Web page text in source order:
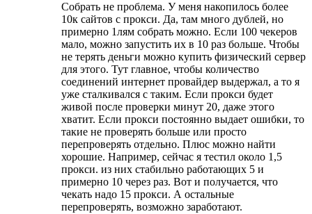
Собрать не проблема. У меня накопилось более
10к сайтов с прокси. Да, там много дублей, но
примерно 1лям собрать можно. Если 100 чекеров
мало, можно запустить их в 10 раз больше. Чтобы
не терять деньги можно купить физический сервер
для этого. Тут главное, чтобы количество
соединений интернет провайдер выдержал, а то я
уже сталкивался с таким. Если прокси будет
живой после проверки минут 20, даже этого
хватит. Если прокси постоянно выдает ошибки, то
такие не проверять больше или просто
перепроверять отдельно. Плюс можно найти
хорошие. Например, сейчас я тестил около 1,5
прокси. из них стабильно работающих 5 и
примерно 10 через раз. Вот и получается, что
чекать надо 15 прокси. А остальные
перепроверять, возможно заработают.